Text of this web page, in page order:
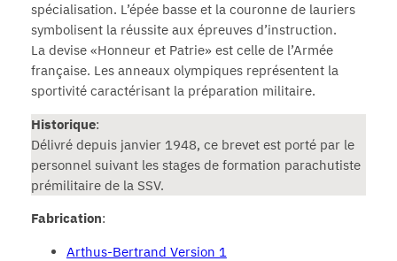
spécialisation. L’épée basse et la couronne de lauriers
symbolisent la réussite aux épreuves d’instruction.
La devise «Honneur et Patrie» est celle de l’Armée
française. Les anneaux olympiques représentent la
sportivité caractérisant la préparation militaire.
Historique:
Délivré depuis janvier 1948, ce brevet est porté par le
personnel suivant les stages de formation parachutiste
prémilitaire de la SSV.
Fabrication:
Arthus-Bertrand Version 1